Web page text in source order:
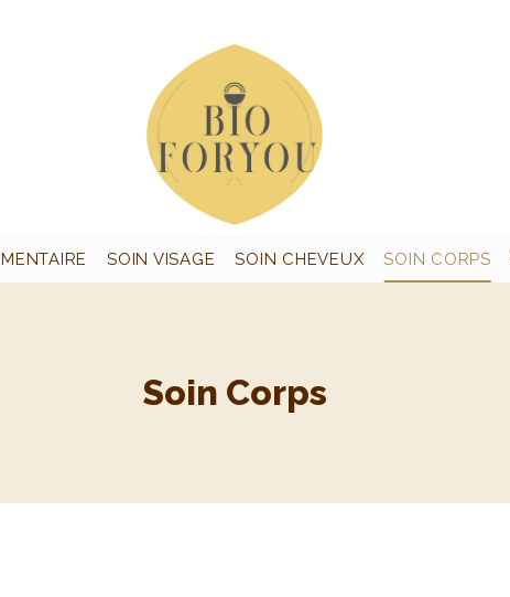
SOIN VISAGE SOIN CHEVEUX SOIN CORPS
Soin Corps